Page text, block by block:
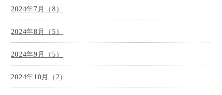
2024年7月（8）
2024年8月（5）
2024年9月（5）
2024年10月（2）